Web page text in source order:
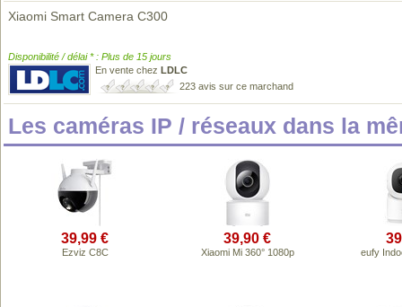
Xiaomi Smart Camera C300
Disponibilité / délai * : Plus de 15 jours
En vente chez LDLC
223 avis sur ce marchand
Les caméras IP / réseaux dans la
39,99 €
Ezviz C8C
39,90 €
Xiaomi Mi 360° 1080p eufy